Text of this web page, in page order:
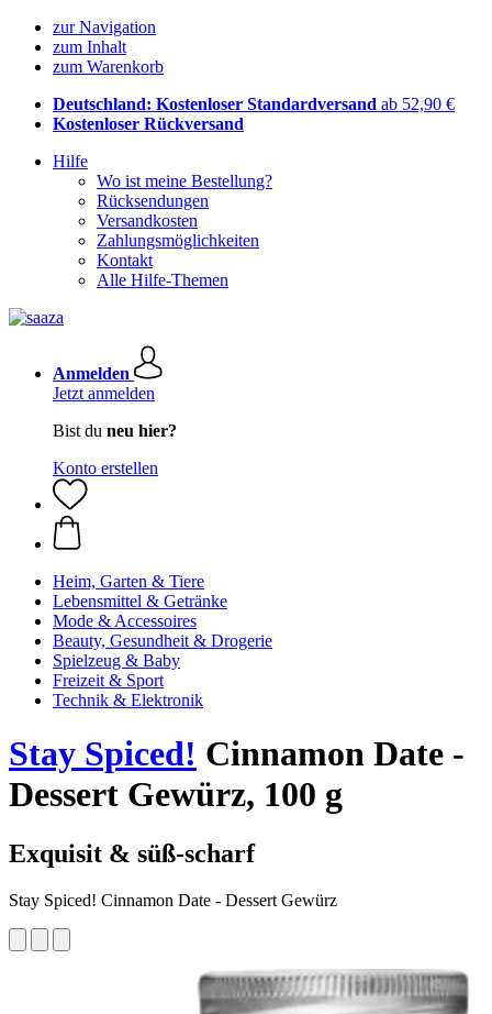
zur Navigation
zum Inhalt
zum Warenkorb
Deutschland: Kostenloser Standardversand ab 52,90 €
Kostenloser Rückversand
Hilfe
Wo ist meine Bestellung?
Rücksendungen
Versandkosten
Zahlungsmöglichkeiten
Kontakt
Alle Hilfe-Themen
Anmelden
Jetzt anmelden
Bist du neu hier?
Konto erstellen
Heim, Garten & Tiere
Lebensmittel & Getränke
Mode & Accessoires
Beauty, Gesundheit & Drogerie
Spielzeug & Baby
Freizeit & Sport
Technik & Elektronik
Stay Spiced! Cinnamon Date -
Dessert Gewürz, 100 g
Exquisit & süß-scharf
Stay Spiced! Cinnamon Date - Dessert Gewürz